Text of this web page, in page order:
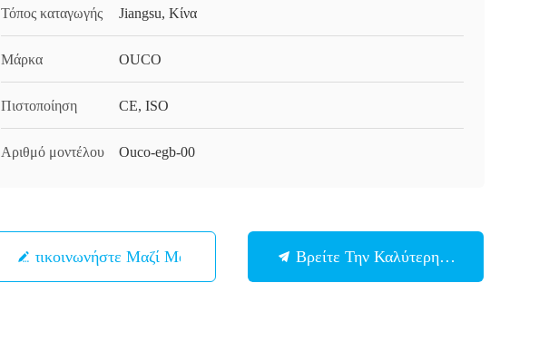
Τόπος καταγωγής Jiangsu, Κίνα
Μάρκα OUCO
Πιστοποίηση CE, ISO
Αριθμό μοντέλου Ouco-egb-00
Επικοινωνήστε Μαζί Μας Βρείτε Την Καλύτερη Τιμή